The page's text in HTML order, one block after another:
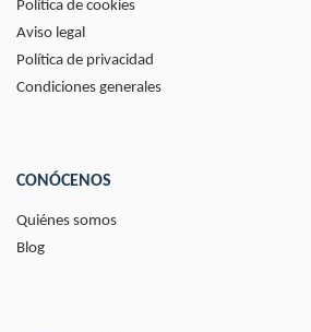
Política de cookies
Aviso legal
Política de privacidad
Condiciones generales
CONÓCENOS
Quiénes somos
Blog